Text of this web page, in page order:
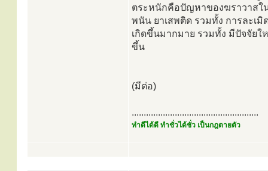
ตระหนักคือปัญหาของฆราวาสใ
พนัน ยาเสพติด รวมทั้ง การละเ
เกิดขึ้นมากมาย รวมทั้ง มีปัจจัย
ขึ้น
(มีต่อ)
.....................................................
ทำดีได้ดี ทำชั่วได้ชั่ว เป็นกฎตายตัว